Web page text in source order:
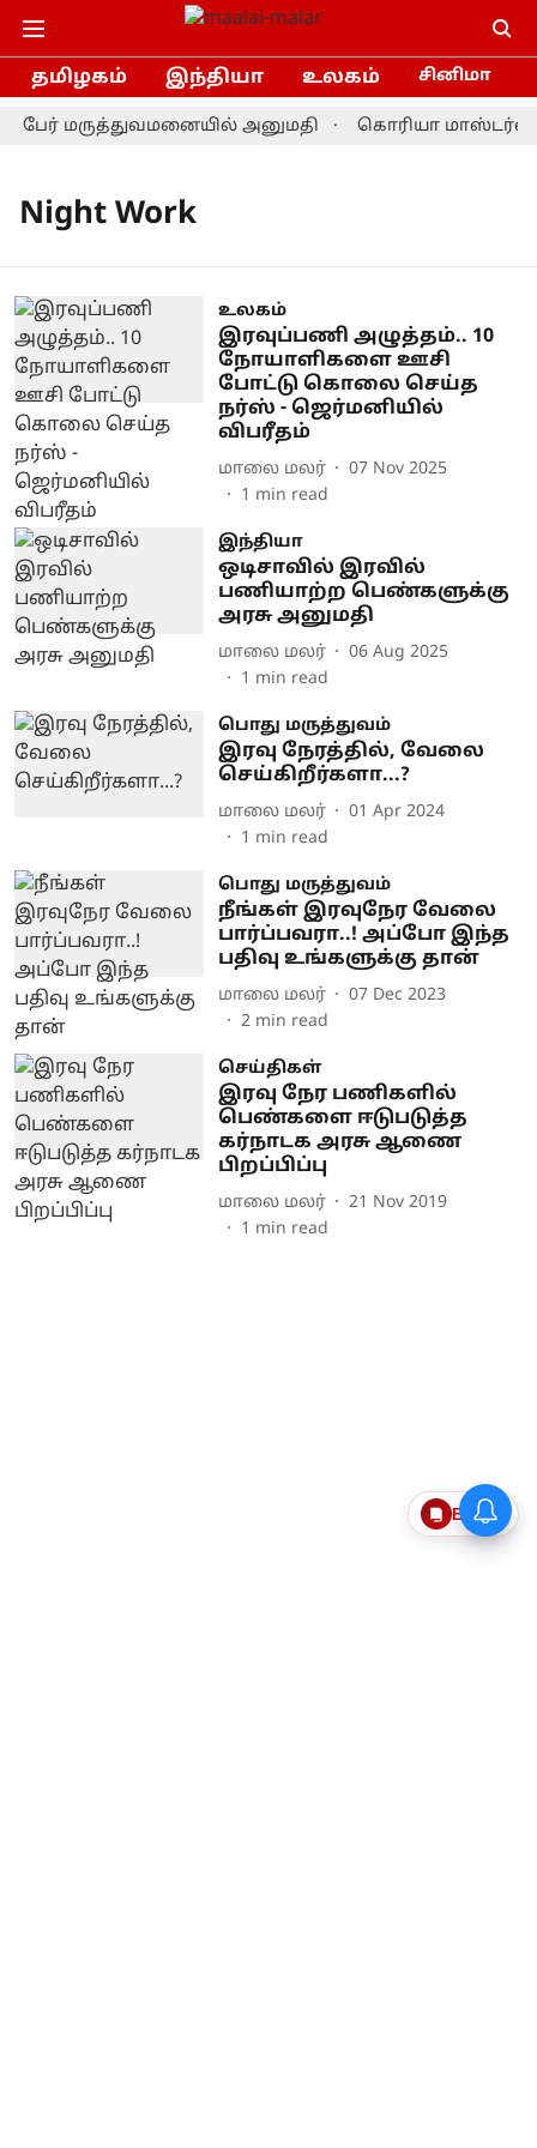
தமிழகம் இந்தியா உலகம் சினிமா
பேர் மருத்துவமனையில் அனுமதி கொரியா மாஸ்டர்ஸ்
Night Work
உலகம்
இரவுப்பணி அழுத்தம்.. 10
நோயாளிகளை ஊசி
போட்டு கொலை செய்த
நர்ஸ் - ஜெர்மனியில்
விபரீதம்
மாலை மலர்
07 Nov 2025
1 min read
இந்தியா
ஒடிசாவில் இரவில்
பணியாற்ற பெண்களுக்கு
அரசு அனுமதி
மாலை மலர்
06 Aug 2025
1 min read
பொது மருத்துவம்
இரவு நேரத்தில், வேலை
செய்கிறீர்களா...?
மாலை மலர்
01 Apr 2024
1 min read
பொது மருத்துவம்
நீங்கள் இரவுநேர வேலை
பார்ப்பவரா..! அப்போ இந்த
பதிவு உங்களுக்கு தான்
மாலை மலர்
07 Dec 2023
2 min read
செய்திகள்
இரவு நேர பணிகளில்
பெண்களை ஈடுபடுத்த
கர்நாடக அரசு ஆணை
பிறப்பிப்பு
மாலை மலர்
21 Nov 2019
1 min read
Epaper